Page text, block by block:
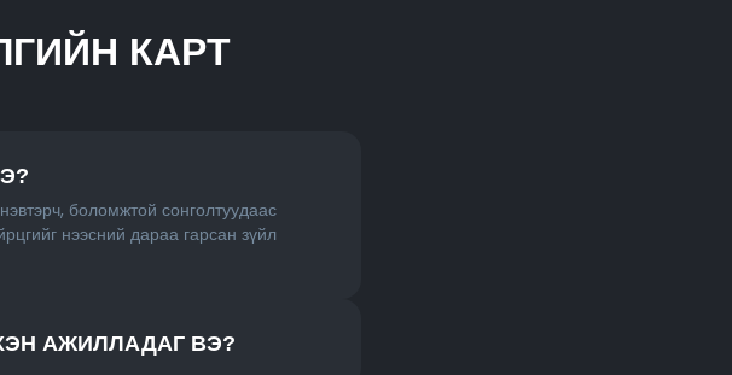
КАРТ
боломжтой сонголтуудаас
нээсний дараа гарсан зүйл
АЖИЛЛАДАГ ВЭ?